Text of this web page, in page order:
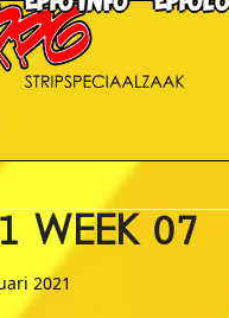
WEEK 07
2021